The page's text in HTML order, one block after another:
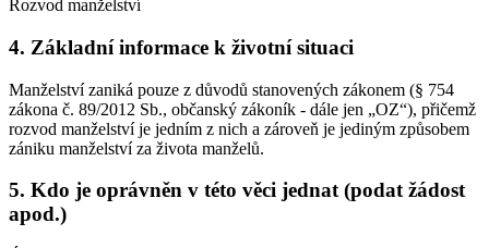
Rozvod manželství
4. Základní informace k životní situaci
Manželství zaniká pouze z důvodů stanovených zákonem (§ 754
zákona č. 89/2012 Sb., občanský zákoník - dále jen „OZ“), přičemž
rozvod manželství je jedním z nich a zároveň je jediným způsobem
zániku manželství za života manželů.
5. Kdo je oprávněn v této věci jednat (podat žádost
apod.)